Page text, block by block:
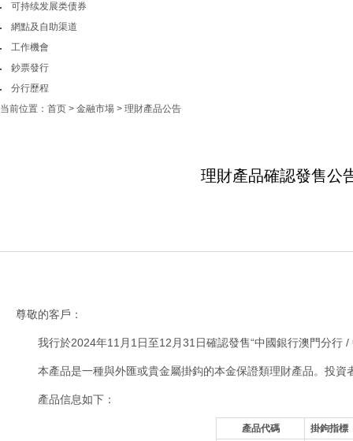
可持续发展类债券
網點及自助渠道
工作機會
鈔票發行
分行歷程
当前位置： 首页 > 金融市場 > 理財產品公告
理財產品確認發售公
尊敬的客戶：
我行於2024年11月1日至12月31日確認發售“中國銀行澳門分行
本產品是一種與外匯或貴金屬掛鈎的本金保證類理財產品。投
產品信息如下：
產品代碼
掛鉤指標